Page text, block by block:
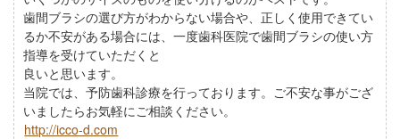
歯間ブラシの選び方がわからない場合や、正しく使用できてい
るか不安がある場合には、一度歯科医院で歯間ブラシの使い方
指導を受けていただくと
良いと思います。
当院では、予防歯科診療を行っております。ご不安な事がござ
いましたらお気軽にご相談ください。
http://icco-d.com